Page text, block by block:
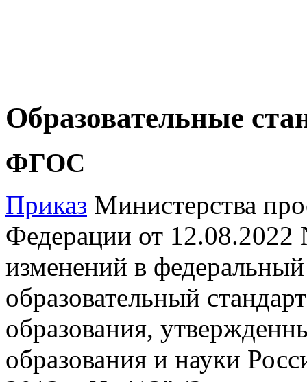
Образовательные
ФГОС
Приказ Министерства
Федерации от
изменений в
образовательный
образования,
образования и науки